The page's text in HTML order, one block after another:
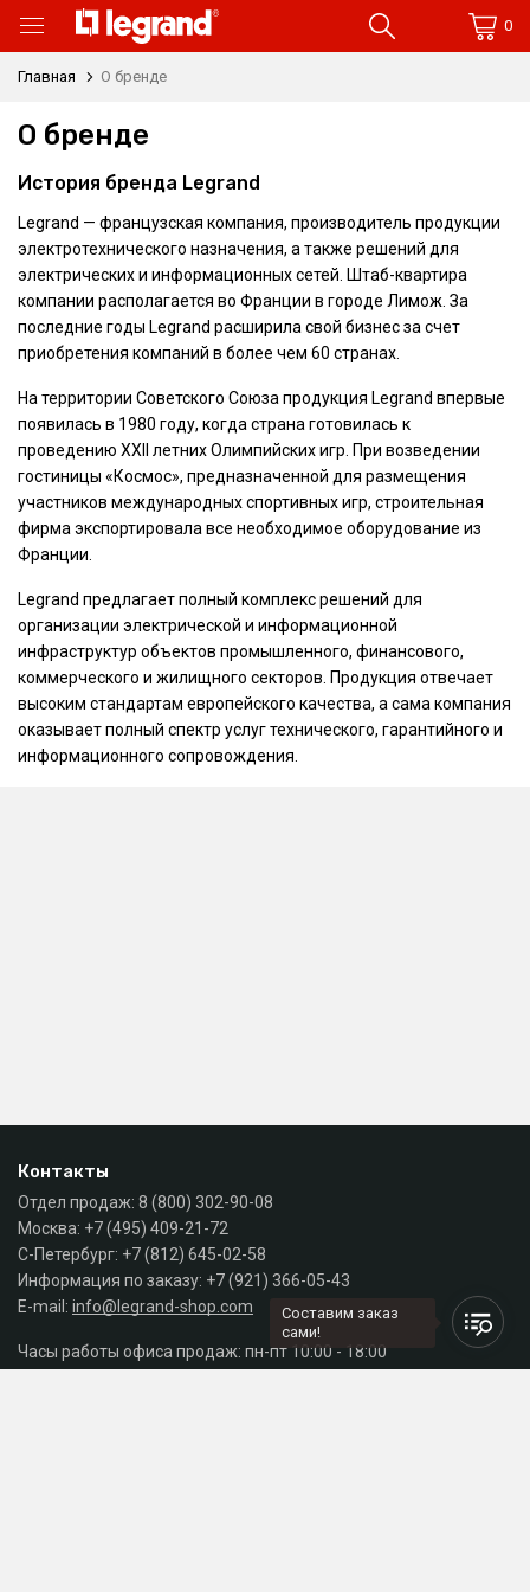
0
Главная О бренде
О бренде
История бренда Legrand
Legrand — французская компания, производитель продукции
электротехнического назначения, а также решений для
электрических и информационных сетей. Штаб-квартира
компании располагается во Франции в городе Лимож. За
последние годы Legrand расширила свой бизнес за счет
приобретения компаний в более чем 60 странах.
На территории Советского Союза продукция Legrand впервые
появилась в 1980 году, когда страна готовилась к
проведению XXII летних Олимпийских игр. При возведении
гостиницы «Космос», предназначенной для размещения
участников международных спортивных игр, строительная
фирма экспортировала все необходимое оборудование из
Франции.
Legrand предлагает полный комплекс решений для
организации электрической и информационной
инфраструктур объектов промышленного, финансового,
коммерческого и жилищного секторов. Продукция отвечает
высоким стандартам европейского качества, а сама компания
оказывает полный спектр услуг технического, гарантийного и
информационного сопровождения.
Контакты
Отдел продаж: 8 (800) 302-90-08
Москва: +7 (495) 409-21-72
С-Петербург: +7 (812) 645-02-58
Информация по заказу: +7 (921) 366-05-43
E-mail: info@legrand-shop.com
Часы работы офиса продаж: пн-пт 10:00 - 18:00
Составим заказ
сами!